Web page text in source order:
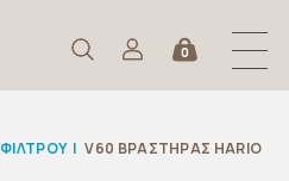
0
| V60 ΒΡΑΣΤΗΡΑΣ HARIO